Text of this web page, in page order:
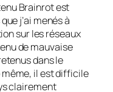
Brainrot est
j’ai menés à
sur les réseaux
de mauvaise
dans le
même, il est difficile
clairement